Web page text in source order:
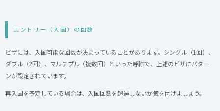
エントリー（入国）の回数
ビザには、入国可能な回数が決まっていることがあります。シングル（1回）、
ダブル（2回）、マルチプル（複数回）といった呼称で、上述のビザにパター
ンが設定されています。
再入国を予定している場合は、入国回数を超過しないか気を付けましょう。